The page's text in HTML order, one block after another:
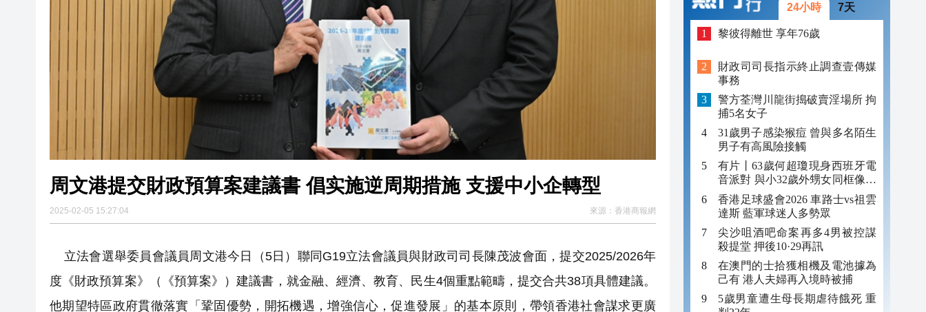
周文港提交財政預算案建議書 倡实施逆周期措施 支援中小企轉型
2025-02-05 15:27:04 來源： 香港商報網
立法會選舉委員會議員周文港今日（5日）聯同G19立法會議員與財政司司長陳茂波會面，提交2025/2026年
度《財政預算案》（《預算案》）建議書，就金融、經濟、教育、民生4個重點範疇，提交合共38項具體建議。
他期望特區政府貫徹落實「鞏固優勢，開拓機遇，增強信心，促進發展」的基本原則，帶領香港社會謀求更廣
24小時 7天
黎彼得離世 享年76歲
財政司司長指示終止調查壹傳媒
事務
警方荃灣川龍街搗破賣淫場所 拘
捕5名女子
31歲男子感染猴痘 曾與多名陌生
男子有高風險接觸
有片丨63歲何超瓊現身西班牙電
音派對 與小32歲外甥女同框像姐
妹
香港足球盛會2026 車路士vs祖雲
達斯 藍軍球迷人多勢眾
尖沙咀酒吧命案再多4男被控謀
殺提堂 押後10·29再訊
在澳門的士拾獲相機及電池據為
己有 港人夫婦再入境時被捕
5歲男童遭生母長期虐待餓死 重